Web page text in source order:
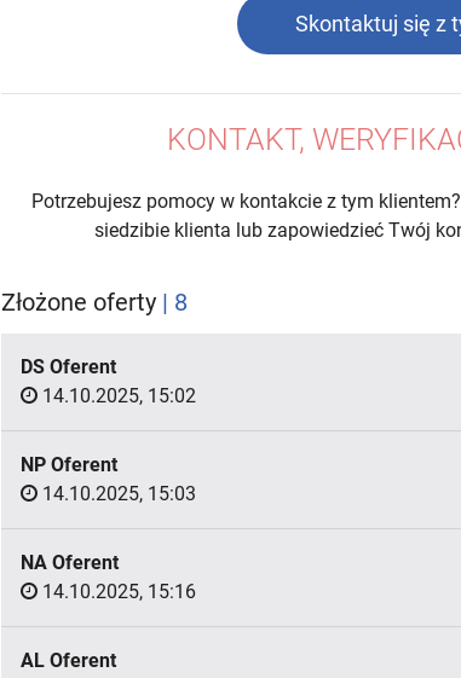
Skontaktuj się z
KONTAKT,
Potrzebujesz pomocy w kontakcie z tym
siedzibie klienta lub zapowiedzieć Twój
Złożone oferty | 8
DS Oferent
14.10.2025, 15:02
NP Oferent
14.10.2025, 15:03
NA Oferent
14.10.2025, 15:16
AL Oferent